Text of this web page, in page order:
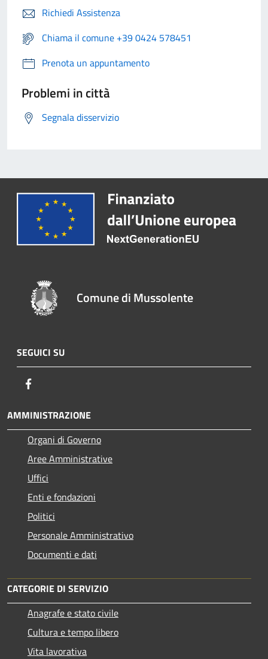
Richiedi Assistenza
Chiama il comune +39 0424 578451
Prenota un appuntamento
Problemi in città
Segnala disservizio
Comune di Mussolente
SEGUICI SU
AMMINISTRAZIONE
Organi di Governo
Aree Amministrative
Uffici
Enti e fondazioni
Politici
Personale Amministrativo
Documenti e dati
CATEGORIE DI SERVIZIO
Anagrafe e stato civile
Cultura e tempo libero
Vita lavorativa